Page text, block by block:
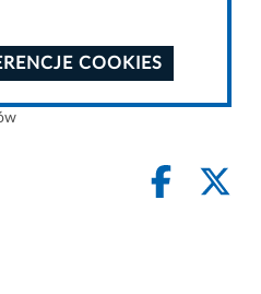
COOKIES